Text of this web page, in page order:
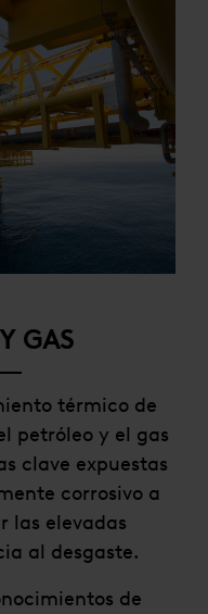
GAS
térmico de
petróleo y el gas
clave expuestas
corrosivo a
las elevadas
al desgaste.
de